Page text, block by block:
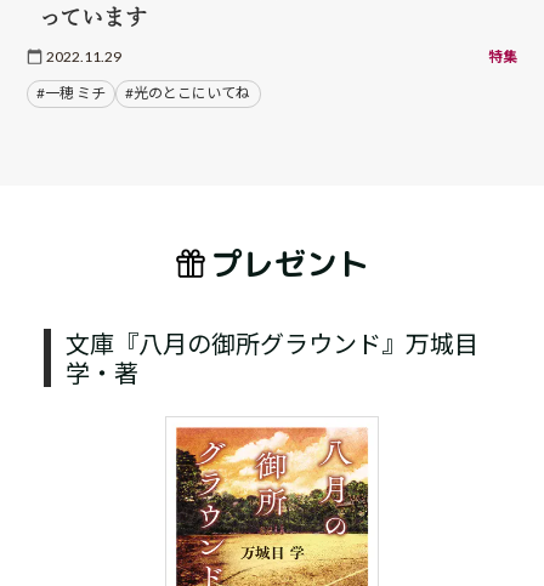
っています
2022.11.29 特集
#一穂 ミチ #光のとこにいてね
プレゼント
文庫『八月の御所グラウンド』万城目
学・著